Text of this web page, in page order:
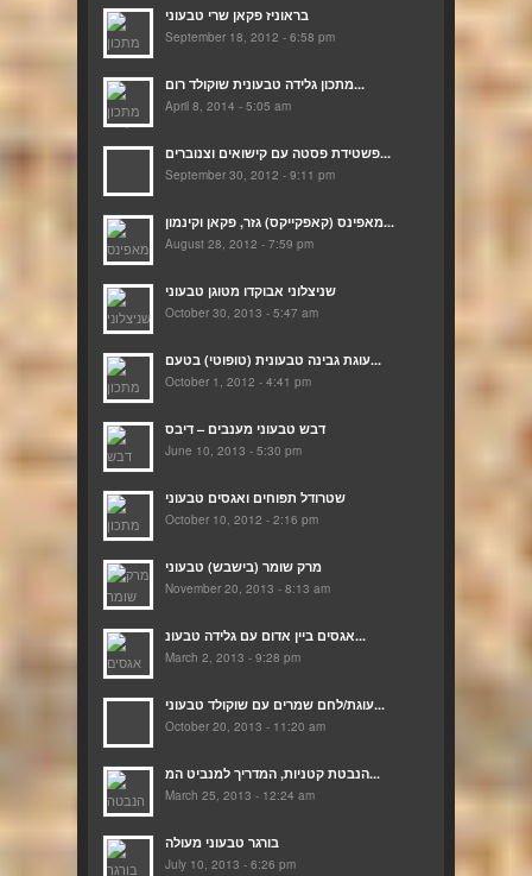
בראוניז פקאן שרי טבעוני
September 18, 2012 - 6:58 pm
מתכון גלידה טבעונית שוקולד רום...
April 8, 2014 - 5:05 am
פשטידת פסטה עם קישואים וצנוברים...
September 30, 2012 - 9:11 pm
מאפינס (קאפקייקס) גזר, פקאן וקינמון...
August 28, 2012 - 7:59 pm
שניצלוני אבוקדו מטוגן טבעוני
October 30, 2013 - 5:47 am
עוגת גבינה טבעונית (טופוטי) בטעם...
October 1, 2012 - 4:41 pm
דבש טבעוני מענבים – דיבס
June 10, 2013 - 5:30 pm
שטרודל תפוחים ואגסים טבעוני
October 10, 2012 - 2:16 pm
מרק שומר (בישבש) טבעוני
November 20, 2013 - 8:13 am
אגסים ביין אדום עם גלידה טבעונ...
March 2, 2013 - 9:28 pm
עוגת/לחם שמרים עם שוקולד טבעוני...
October 20, 2013 - 11:20 am
הנבטת קטניות, המדריך למנביט המ...
March 25, 2013 - 12:24 am
בורגר טבעוני מעולה
July 10, 2013 - 6:26 pm